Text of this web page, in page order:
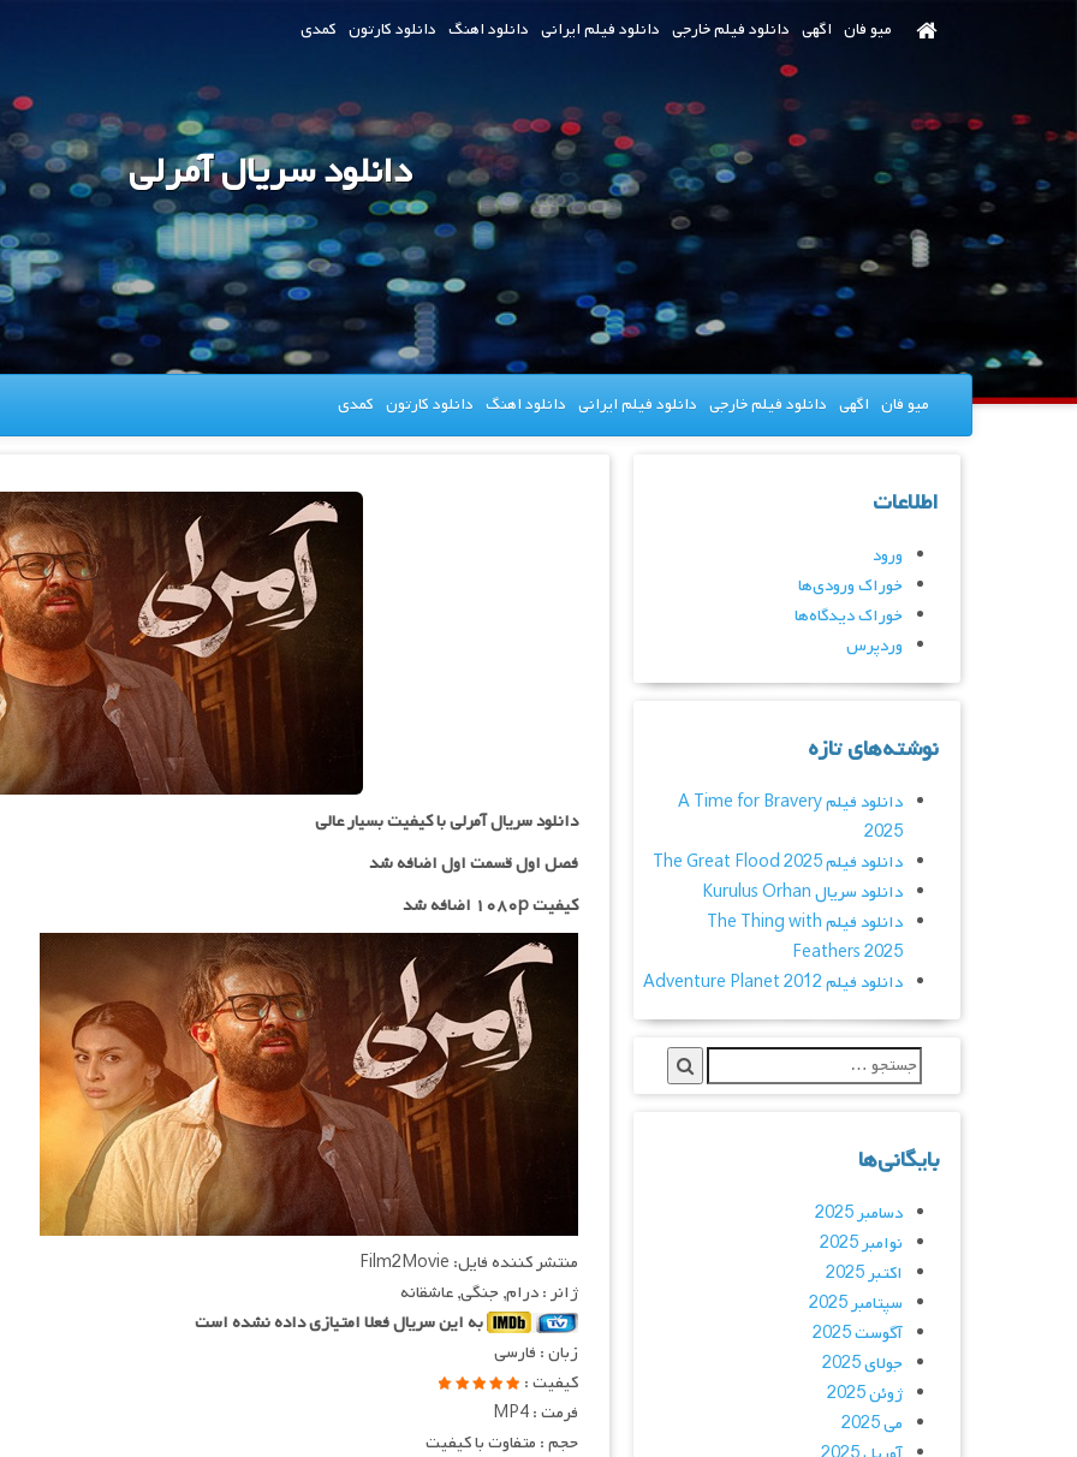
میو فان اگهی دانلود فیلم خارجی دانلود فیلم ایرانی دانلود اهنگ دانلود کارتون کمدی
دانلود سریال آمرلی
میو فان اگهی دانلود فیلم خارجی دانلود فیلم ایرانی دانلود اهنگ دانلود کارتون کمدی
دانلود سریال آمرلی با کیفیت بسیار عالی
فصل اول قسمت اول اضافه شد
کیفیت ۱۰۸۰p اضافه شد
منتشر کننده فایل: Film2Movie
ژانر : درام, جنگی, عاشقانه
به این سریال فعلا امتیازی داده نشده است
زبان : فارسی
کیفیت :
فرمت : MP4
حجم : متفاوت با کیفیت
اطلاعات
ورود
خوراک ورودی‌ها
خوراک دیدگاه‌ها
وردپرس
نوشته‌های تازه
دانلود فیلم A Time for Bravery
2025
دانلود فیلم The Great Flood 2025
دانلود سریال Kurulus Orhan
دانلود فیلم The Thing with
Feathers 2025
دانلود فیلم Adventure Planet 2012
بایگانی‌ها
دسامبر 2025
نوامبر 2025
اکتبر 2025
سپتامبر 2025
آگوست 2025
جولای 2025
ژوئن 2025
می 2025